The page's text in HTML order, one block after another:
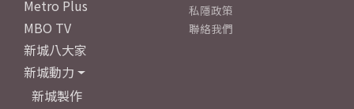
Metro Plus
MBO TV
新城八大家
新城動力
新城製作
私隱政策
聯絡我們